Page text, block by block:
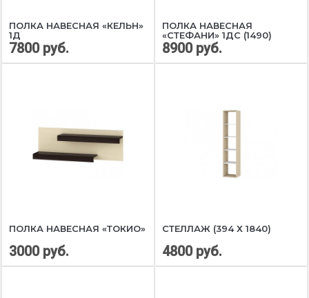
ПОЛКА НАВЕСНАЯ «КЕЛЬН»
1Д
7800 руб.
ПОЛКА НАВЕСНАЯ
«СТЕФАНИ» 1ДС (1490)
8900 руб.
ПОЛКА НАВЕСНАЯ «ТОКИО»
3000 руб.
СТЕЛЛАЖ (394 Х 1840)
4800 руб.